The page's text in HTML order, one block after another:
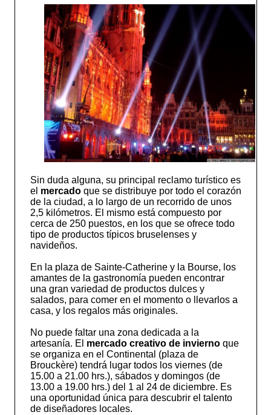
Sin duda alguna, su principal reclamo turístico es
el mercadoque se distribuye por todo el corazón
de la ciudad, a lo largo de un recorrido de unos
2,5 kilómetros. El mismo está compuesto por
cerca de 250 puestos, en los que se ofrece todo
tipo de productos típicos bruselenses y
navideños.
En la plaza de Sainte-Catherine y la Bourse, los
amantes de la gastronomía pueden encontrar
una gran variedad de productos dulces y
salados, para comer en el momento o llevarlos a
casa, y los regalos más originales.
No puede faltar una zona dedicada a la
artesanía. El mercado creativo de inviernoque
se organiza en el Continental (plaza de
Brouckère) tendrá lugar todos los viernes (de
15.00 a 21.00 hrs.), sábados y domingos (de
13.00 a 19.00 hrs.) del 1 al 24 de diciembre. Es
una oportunidad única para descubrir el talento
de diseñadores locales.